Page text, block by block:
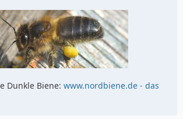
Dunkle Biene: www.nordbiene.de - das